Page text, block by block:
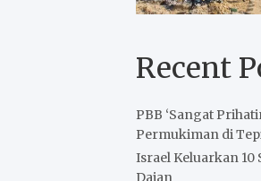
Recent
PBB ‘Sangat
Permukiman di
Israel Keluarkan
Dajan